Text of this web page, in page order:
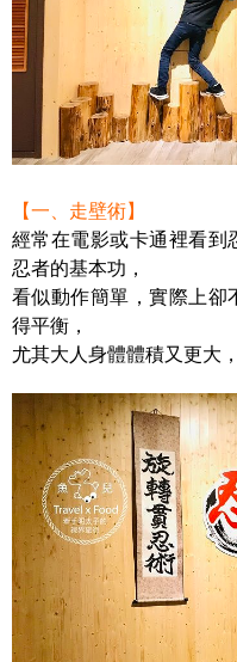
【一、走壁術】
經常在電影或卡通裡看到
忍者的基本功，
看似動作簡單，實際上卻
得平衡，
尤其大人身體體積又更大